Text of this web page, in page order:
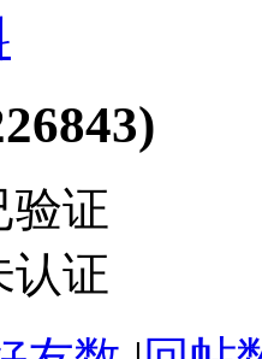
验证
认证